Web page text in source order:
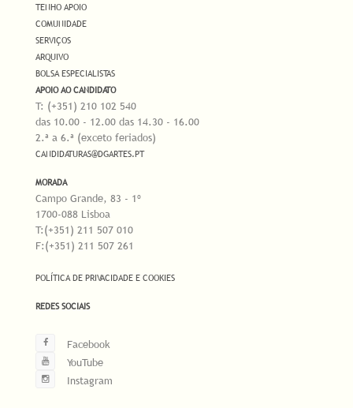
TENHO APOIO
COMUNIDADE
SERVIÇOS
ARQUIVO
BOLSA ESPECIALISTAS
APOIO AO CANDIDATO
T: (+351) 210 102 540
das 10.00 - 12.00 das 14.30 - 16.00
2.ª a 6.ª (exceto feriados)
CANDIDATURAS@DGARTES.PT
MORADA
Campo Grande, 83 - 1º
1700-088 Lisboa
T:(+351) 211 507 010
F:(+351) 211 507 261
POLÍTICA DE PRIVACIDADE E COOKIES
REDES SOCIAIS
Facebook
YouTube
Instagram